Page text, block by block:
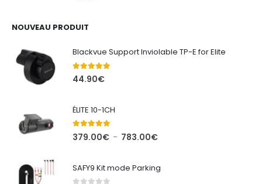
NOUVEAU PRODUIT
Blackvue Support Inviolable TP-E for Elite
5.00out of 5
44.90€
ÉLITE 10-1CH
5.00out of 5
379.00€ – 783.00€Plage
379.00€
SAFY9 Kit mode Parking